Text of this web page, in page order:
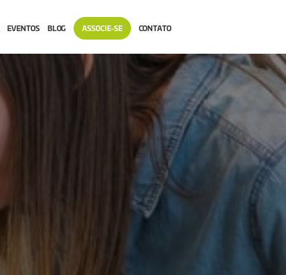
EVENTOS BLOG ASSOCIE-SE CONTATO